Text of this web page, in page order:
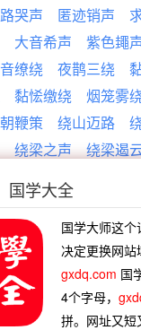
哭声 匿迹销声
大音希声 紫色䵷
缭绕 夜鹊三绕
黏恡缴绕 烟笼雾
鞭策 绕山迈路
绕梁之声 绕梁遏
声」的典故、绕梁
词语:
国学大全
国学大师这个
决定更换网站
gxdq.com 国
4个字母，
拼。网址又短